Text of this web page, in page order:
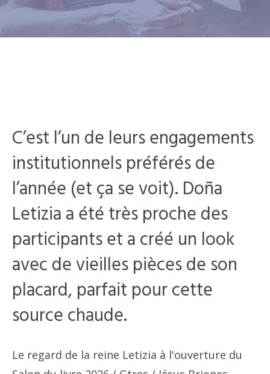
C’est l’un de leurs engagements
institutionnels préférés de
l’année (et ça se voit). Doña
Letizia a été très proche des
participants et a créé un look
avec de vieilles pièces de son
placard, parfait pour cette
source chaude.
Le regard de la reine Letizia à l'ouverture du